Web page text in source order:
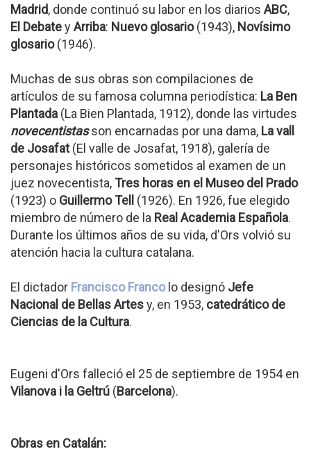
Madrid, donde continuó su labor en los diarios ABC,
El DebateyArriba: Nuevo glosario(1943), Novísimo
glosario(1946).
Muchas de sus obras son compilaciones de
artículos de su famosa columna periodística: La Ben
Plantada (La Bien Plantada, 1912), donde las virtudes
novecentistasson encarnadas por una dama, La vall
de Josafat(El valle de Josafat, 1918), galería de
personajes históricos sometidos al examen de un
juez novecentista, Tres horas en el Museo del Prado
(1923) o Guillermo Tell
(1926). En 1926, fue elegido
miembro de número de la Real Academia Española.
Durante los últimos años de su vida, d'Ors volvió su
atención hacia la cultura catalana.
El dictador Francisco Francolo designó Jefe
Nacional de Bellas Artesy, en 1953, catedrático de
Ciencias de la Cultura.
Eugeni d'Ors falleció el 25 de septiembre de 1954 en
Vilanova i la Geltrú (Barcelona).
Obras en Catalán: